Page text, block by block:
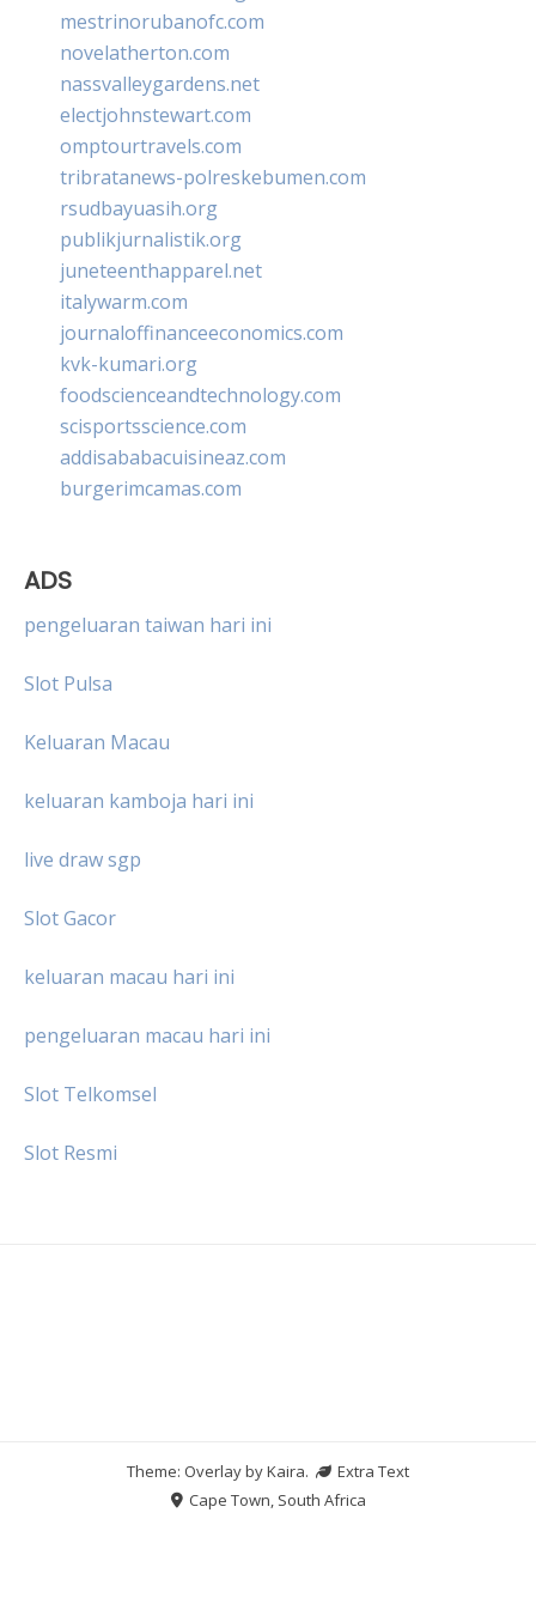
mestrinorubanofc.com
novelatherton.com
nassvalleygardens.net
electjohnstewart.com
omptourtravels.com
tribratanews-polreskebumen.com
rsudbayuasih.org
publikjurnalistik.org
juneteenthapparel.net
italywarm.com
journaloffinanceeconomics.com
kvk-kumari.org
foodscienceandtechnology.com
scisportsscience.com
addisababacuisineaz.com
burgerimcamas.com
ADS
pengeluaran taiwan hari ini
Slot Pulsa
Keluaran Macau
keluaran kamboja hari ini
live draw sgp
Slot Gacor
keluaran macau hari ini
pengeluaran macau hari ini
Slot Telkomsel
Slot Resmi
Theme: Overlay byKaira.
Extra Text
Cape Town, South Africa